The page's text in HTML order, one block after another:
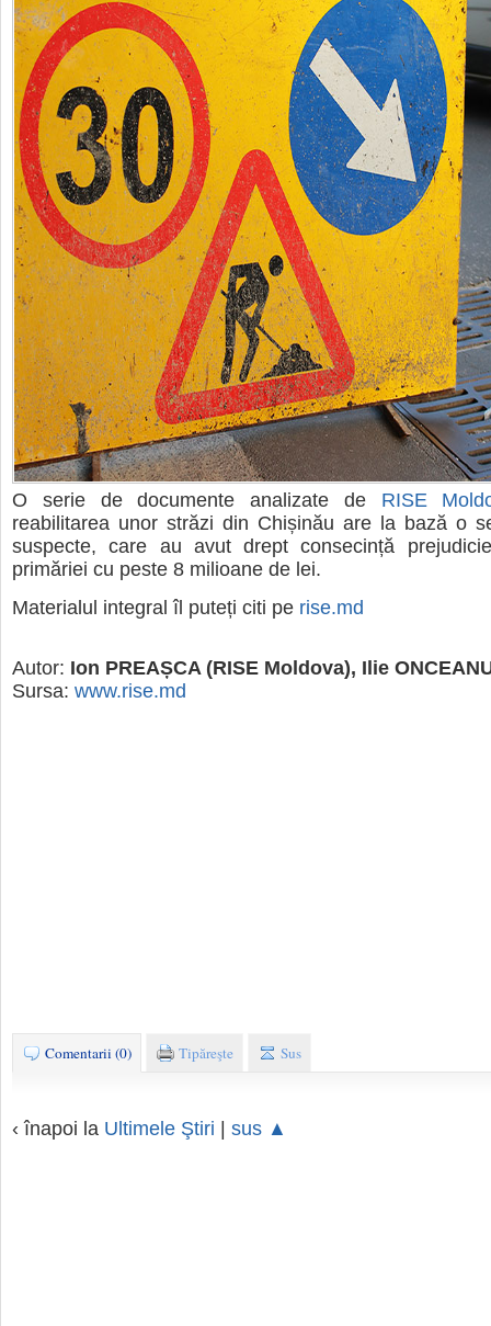
O serie de documente analizate de RISE
reabilitarea unor străzi din Chișinău are la bază o
suspecte, care au avut drept consecință
primăriei cu peste 8 milioane de lei.
Materialul integral îl puteți citi pe rise.md
Autor: Ion PREAȘCA (RISE Moldova), Ilie
Sursa: www.rise.md
Comentarii (0) Tipăreşte Sus
‹ înapoi la Ultimele Ştiri | sus ▲